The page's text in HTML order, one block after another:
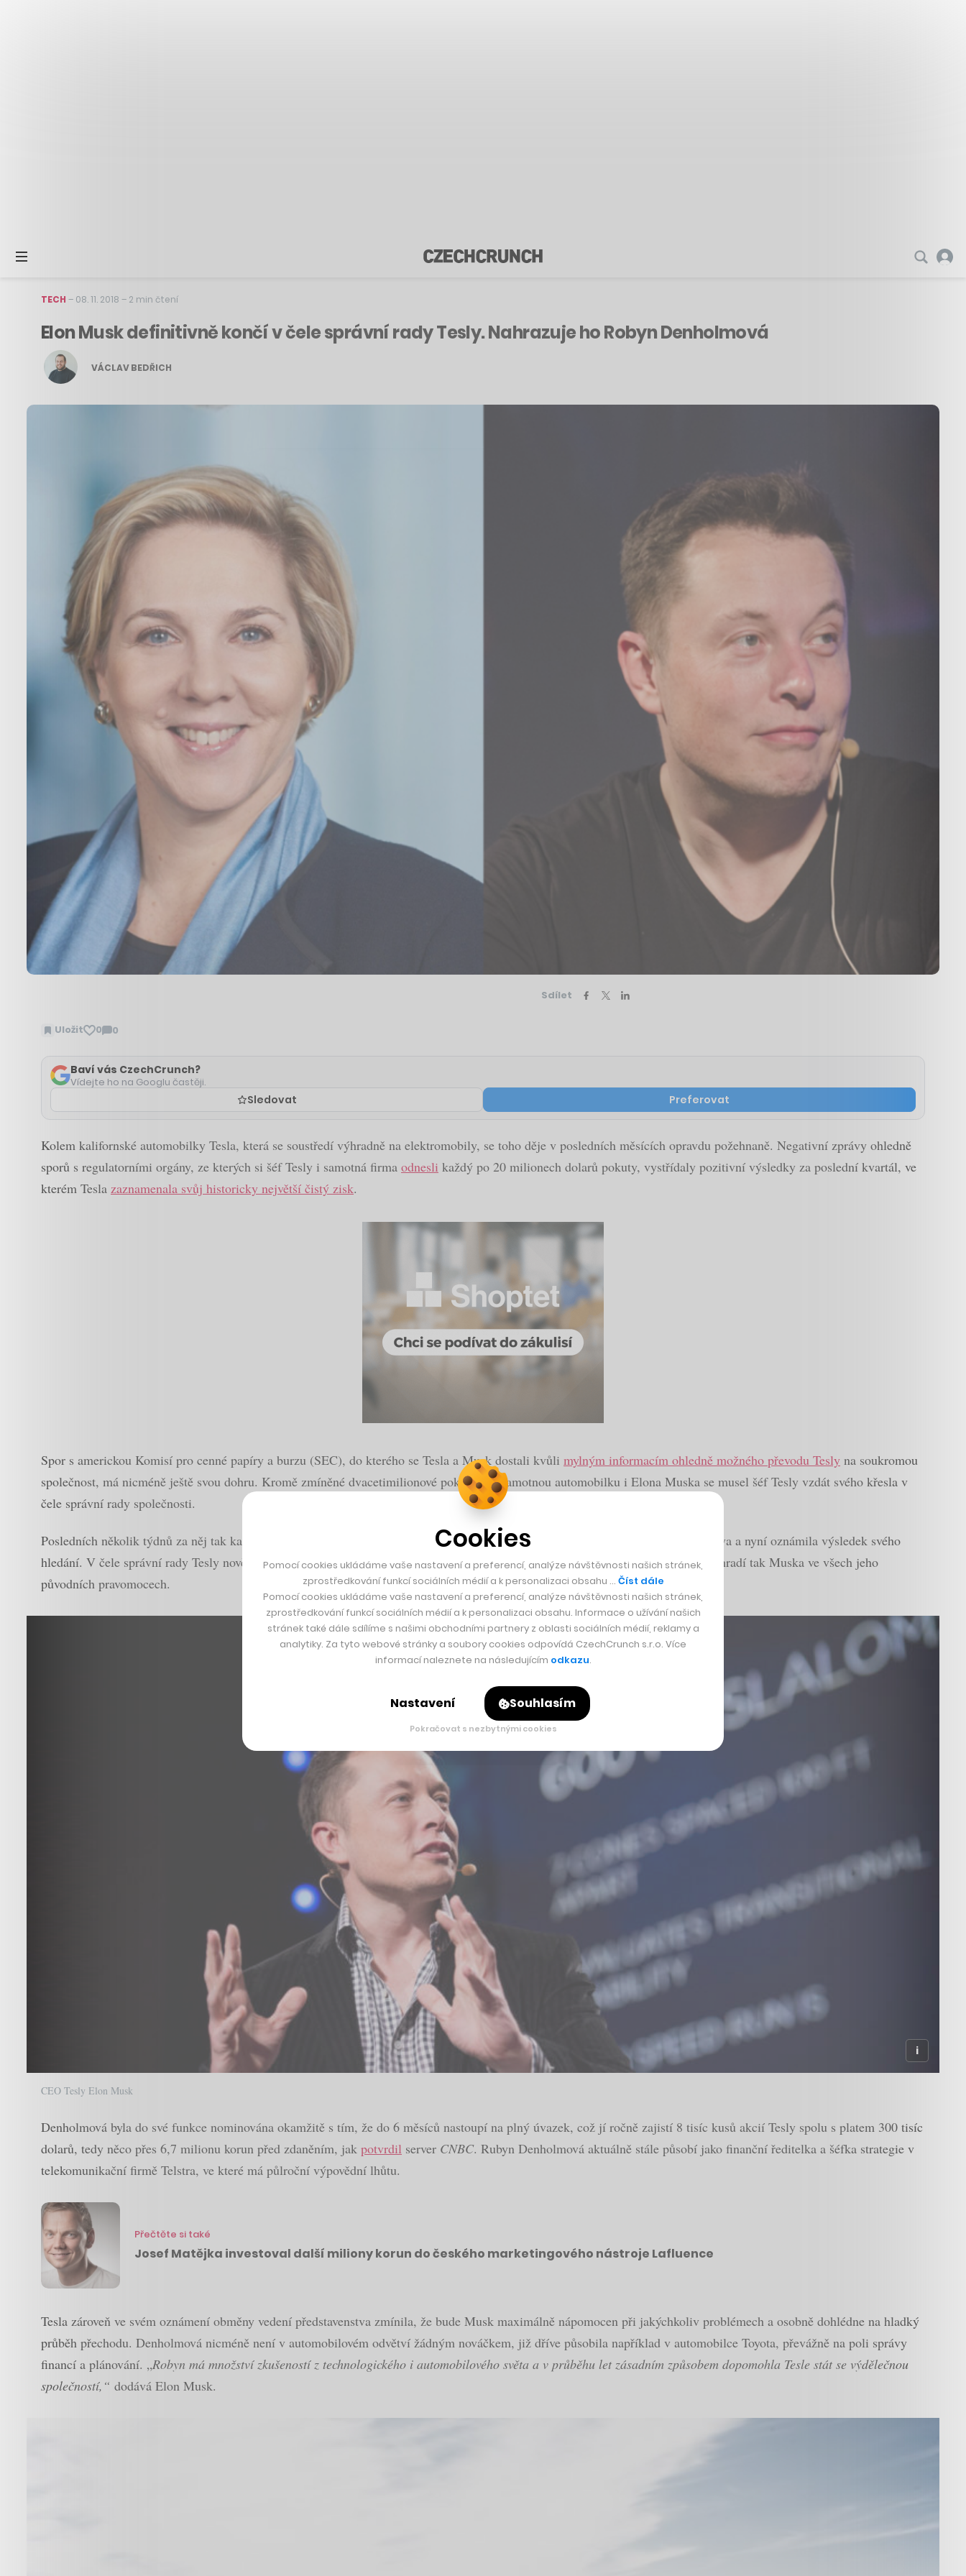
TECH – 08. 11. 2018 – 2 min čtení
Elon Musk definitivně končí v čele správní rady Tesly. Nahrazuje ho Robyn Denholmová
VÁCLAV BEDŘICH
Sdílet
Uložit 0 0
Zobrazit
Baví vás CzechCrunch?
Vídejte ho na Googlu častěji.
Sledovat Preferovat
Kolem kalifornské automobilky Tesla, která se soustředí výhradně na elektromobily, se toho děje v posledních měsících opravdu požehnaně. Negativní zprávy ohledně
sporů s regulatorními orgány, ze kterých si šéf Tesly i samotná firma odnesli každý po 20 milionech dolarů pokuty, vystřídaly pozitivní výsledky za poslední kvartál, ve
kterém Tesla zaznamenala svůj historicky největší čistý zisk.
Spor s americkou Komisí pro cenné papíry a burzu (SEC), do kterého se Tesla a Musk dostali kvůli mylným informacím ohledně možného převodu Tesly na soukromou
společnost, má nicméně ještě svou dohru. Kromě zmíněné dvacetimilionové pokuty pro samotnou automobilku i Elona Muska se musel šéf Tesly vzdát svého křesla v
čele správní rady společnosti.
Posledních několik týdnů za něj tak kalifornská firma hledala náhradu mezi nezávislými kandidáty i stávajícími členy představenstva a nyní oznámila výsledek svého
hledání. V čele správní rady Tesly nově usedne Rubyn Denholmová, která v samotném boardu Tesly figuruje již od roku 2014. Nahradí tak Muska ve všech jeho
původních pravomocech.
CEO Tesly Elon Musk
Denholmová byla do své funkce nominována okamžitě s tím, že do 6 měsíců nastoupí na plný úvazek, což jí ročně zajistí 8 tisíc kusů akcií Tesly spolu s platem 300 tisíc
dolarů, tedy něco přes 6,7 milionu korun před zdaněním, jak potvrdil server CNBC. Rubyn Denholmová aktuálně stále působí jako finanční ředitelka a šéfka strategie v
telekomunikační firmě Telstra, ve které má půlroční výpovědní lhůtu.
Přečtěte si také
Josef Matějka investoval další miliony korun do českého marketingového nástroje Lafluence
Tesla zároveň ve svém oznámení obměny vedení představenstva zmínila, že bude Musk maximálně nápomocen při jakýchkoliv problémech a osobně dohlédne na hladký
průběh přechodu. Denholmová nicméně není v automobilovém odvětví žádným nováčkem, již dříve působila například v automobilce Toyota, převážně na poli správy
financí a plánování. „Robyn má množství zkušeností z technologického i automobilového světa a v průběhu let zásadním způsobem dopomohla Tesle stát se výdělečnou
společností,“ dodává Elon Musk.
Cookies
Pomocí cookies ukládáme vaše nastavení a preferencí, analýze návštěvnosti našich stránek,
zprostředkování funkcí sociálních médií a k personalizaci obsahu … Číst dále
Pomocí cookies ukládáme vaše nastavení a preferencí, analýze návštěvnosti našich stránek,
zprostředkování funkcí sociálních médií a k personalizaci obsahu. Informace o užívání našich
stránek také dále sdílíme s našimi obchodními partnery z oblasti sociálních médií, reklamy a
analytiky. Za tyto webové stránky a soubory cookies odpovídá CzechCrunch s.r.o. Více
informací naleznete na následujícím odkazu.
Nastavení Souhlasím
Pokračovat s nezbytnými cookies